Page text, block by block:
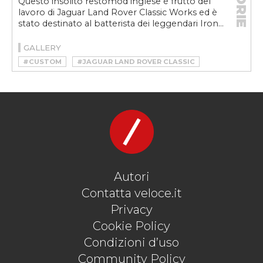
lavoro di Jaguar Land Rover Classic Works ed è
stato destinato al batterista dei leggendari Iron...
GALLERY
#CUSTOM
#JAGUAR LAND ROVER CLASSIC
#JAGUAR XJ
#JAGUAR XJ6
Autori
Contatta veloce.it
Privacy
Cookie Policy
Condizioni d’uso
Community Policy